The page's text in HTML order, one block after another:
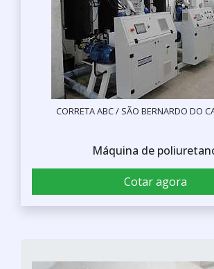
CORRETA ABC / SÃO BERNARDO DO
Máquina de
Cotar agora